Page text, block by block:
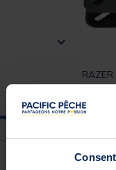
FRAZER
[object